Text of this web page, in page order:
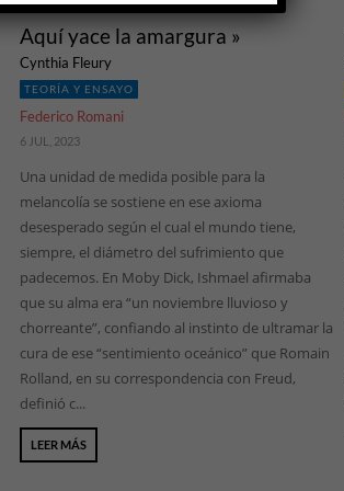
Aquí yace la amargura »
Cynthia Fleury
TEORÍA Y ENSAYO
Federico Romani
6 JUL, 2023
Una unidad de medida posible para la
melancolía se sostiene en ese axioma
desesperado según el cual el mundo tiene,
siempre, el diámetro del sufrimiento que
padecemos. En Moby Dick, Ishmael afirmaba
que su alma era “un noviembre lluvioso y
chorreante”, confiando al instinto de ultramar la
cura de ese “sentimiento oceánico” que Romain
Rolland, en su correspondencia con Freud,
definió c...
LEER MÁS